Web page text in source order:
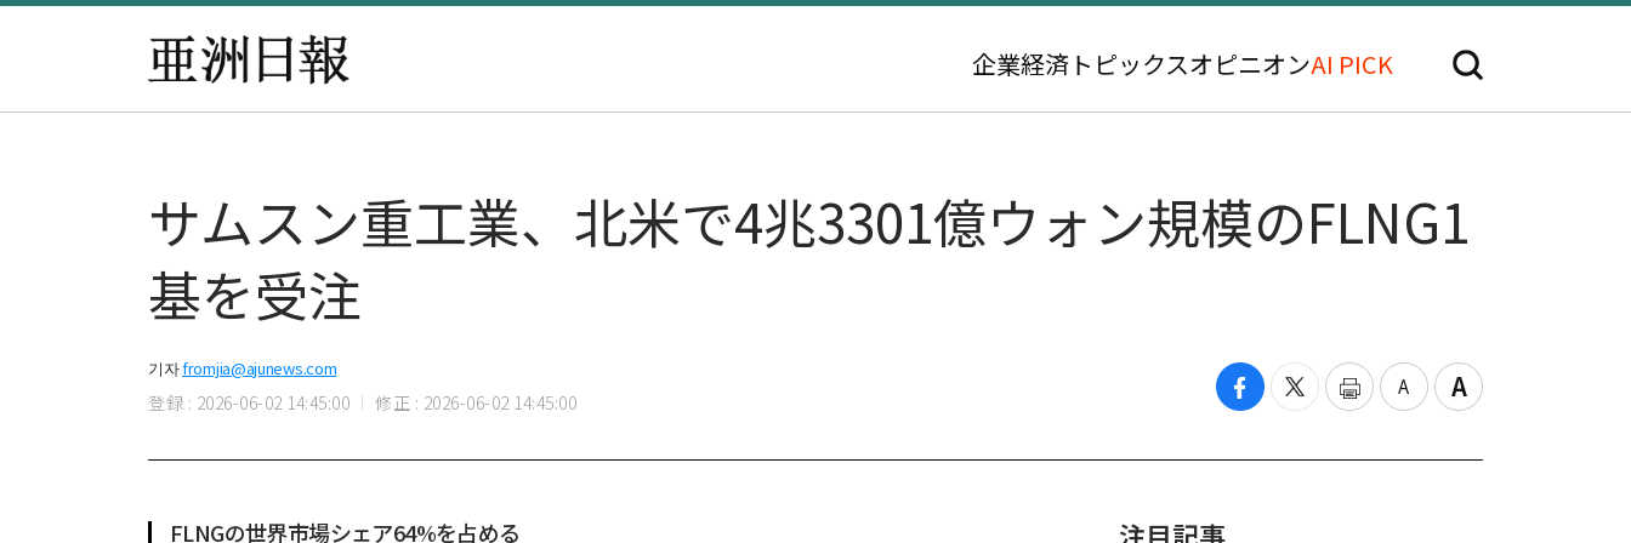
企業経済 トピックスオピニオンAI PICK
サムスン重工業、北米で4兆3301億ウォン規模のFLNG1
基を受注
기자fromjia@ajunews.com
登録 : 2026-06-02 14:45:00 修正 : 2026-06-02 14:45:00
FLNGの世界市場シェア64%を占める 注目記事